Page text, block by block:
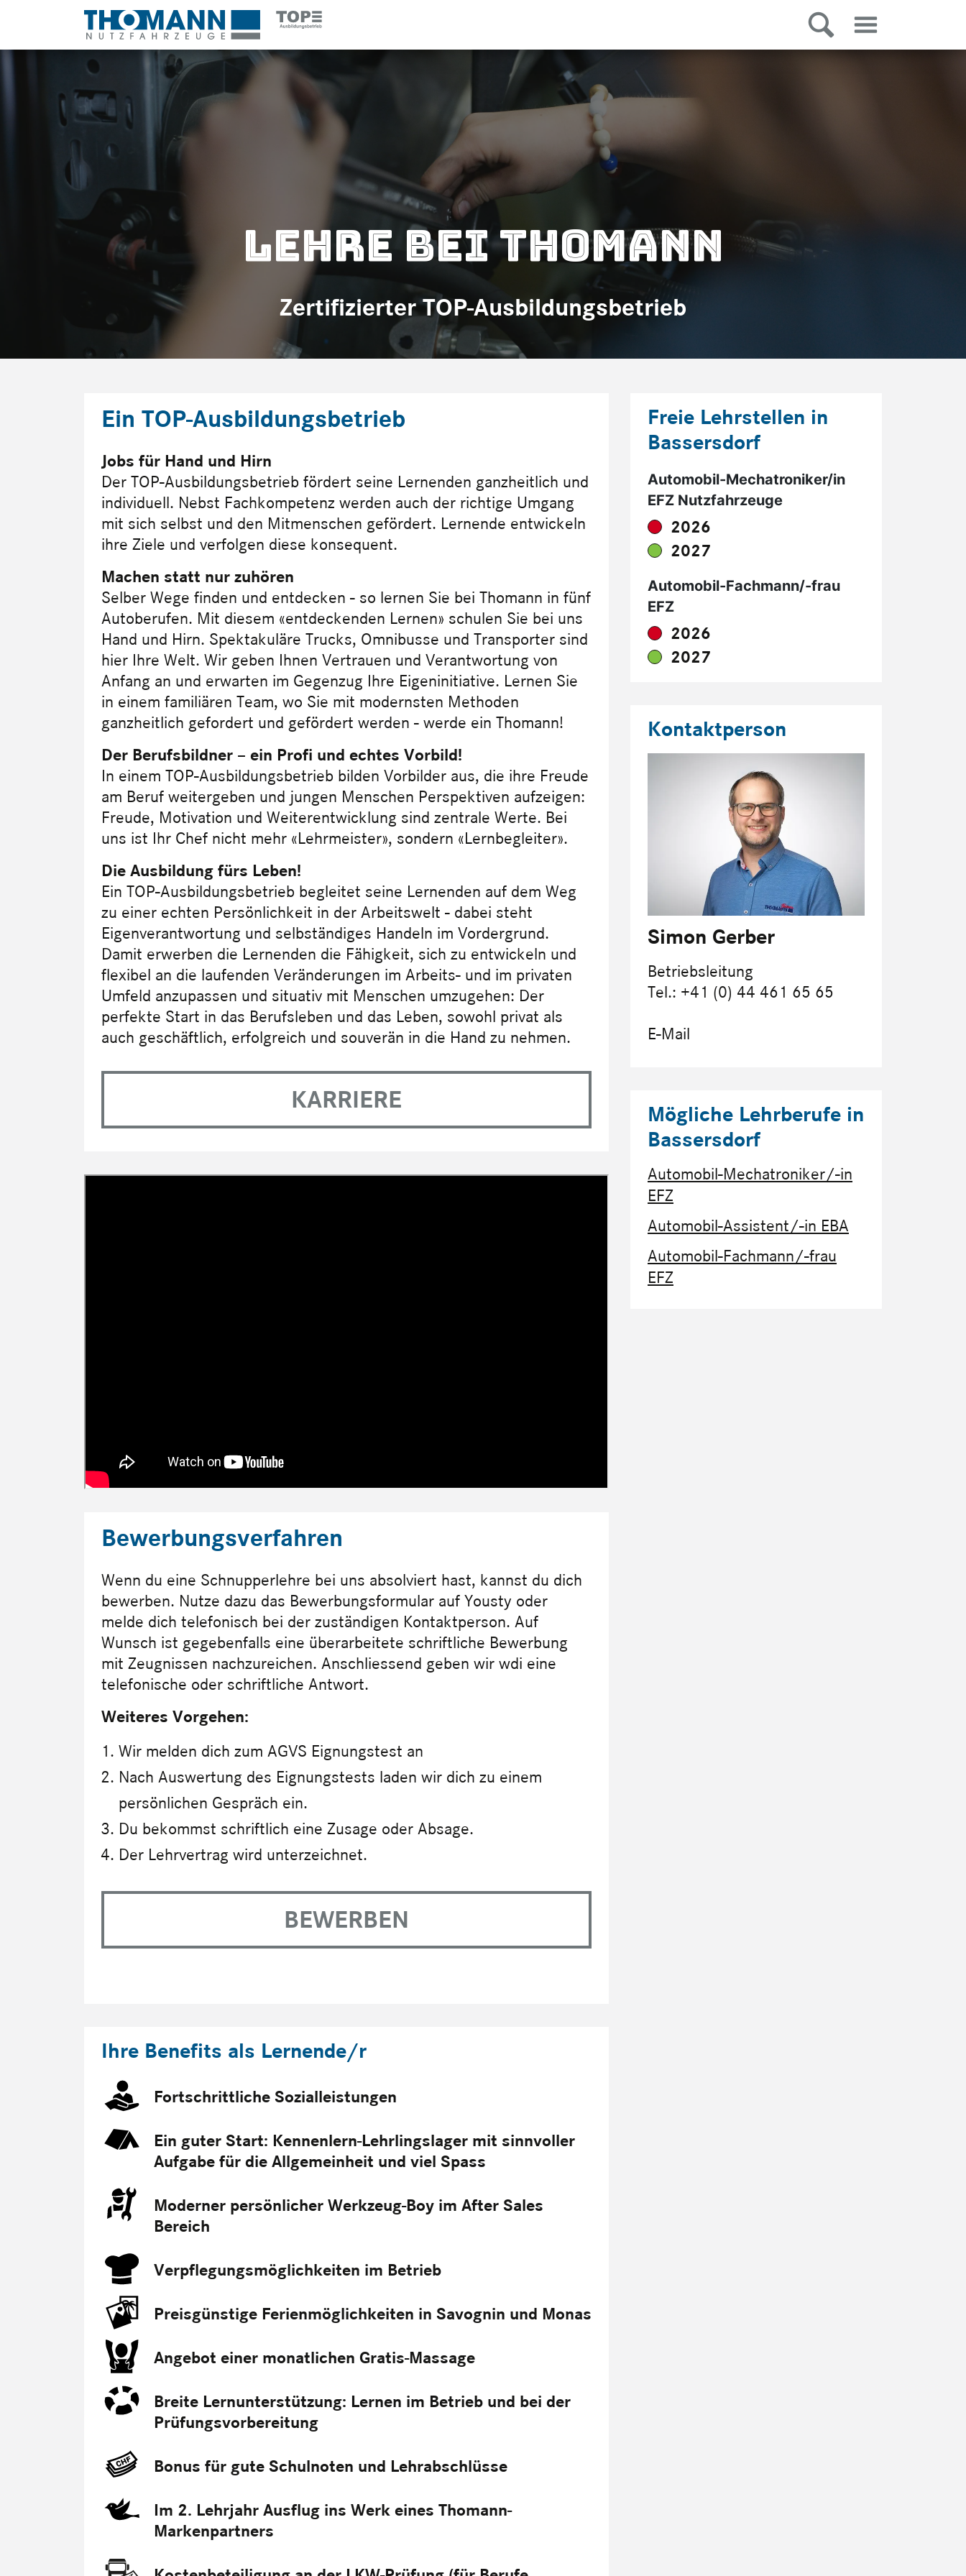
Lehre bei Thomann
Zertifizierter TOP-Ausbildungsbetrieb
Ein TOP-Ausbildungsbetrieb
Jobs für Hand und Hirn
Der TOP-Ausbildungsbetrieb fördert seine Lernenden ganzheitlich und
individuell. Nebst Fachkompetenz werden auch der richtige Umgang
mit sich selbst und den Mitmenschen gefördert. Lernende entwickeln
ihre Ziele und verfolgen diese konsequent.
Machen statt nur zuhören
Selber Wege finden und entdecken - so lernen Sie bei Thomann in fünf
Autoberufen. Mit diesem «entdeckenden Lernen» schulen Sie bei uns
Hand und Hirn. Spektakuläre Trucks, Omnibusse und Transporter sind
hier Ihre Welt. Wir geben Ihnen Vertrauen und Verantwortung von
Anfang an und erwarten im Gegenzug Ihre Eigeninitiative. Lernen Sie
in einem familiären Team, wo Sie mit modernsten Methoden
ganzheitlich gefordert und gefördert werden - werde ein Thomann!
Der Berufsbildner – ein Profi und echtes Vorbild!
In einem TOP-Ausbildungsbetrieb bilden Vorbilder aus, die ihre Freude
am Beruf weitergeben und jungen Menschen Perspektiven aufzeigen:
Freude, Motivation und Weiterentwicklung sind zentrale Werte. Bei
uns ist Ihr Chef nicht mehr «Lehrmeister», sondern «Lernbegleiter».
Die Ausbildung fürs Leben!
Ein TOP-Ausbildungsbetrieb begleitet seine Lernenden auf dem Weg
zu einer echten Persönlichkeit in der Arbeitswelt - dabei steht
Eigenverantwortung und selbständiges Handeln im Vordergrund.
Damit erwerben die Lernenden die Fähigkeit, sich zu entwickeln und
flexibel an die laufenden Veränderungen im Arbeits- und im privaten
Umfeld anzupassen und situativ mit Menschen umzugehen: Der
perfekte Start in das Berufsleben und das Leben, sowohl privat als
auch geschäftlich, erfolgreich und souverän in die Hand zu nehmen.
KARRIERE
Bewerbungsverfahren
Wenn du eine Schnupperlehre bei uns absolviert hast, kannst du dich
bewerben. Nutze dazu das Bewerbungsformular auf Yousty oder
melde dich telefonisch bei der zuständigen Kontaktperson. Auf
Wunsch ist gegebenfalls eine überarbeitete schriftliche Bewerbung
mit Zeugnissen nachzureichen. Anschliessend geben wir wdi eine
telefonische oder schriftliche Antwort.
Weiteres Vorgehen:
Wir melden dich zum AGVS Eignungstest an
Nach Auswertung des Eignungstests laden wir dich zu einem
persönlichen Gespräch ein.
Du bekommst schriftlich eine Zusage oder Absage.
Der Lehrvertrag wird unterzeichnet.
BEWERBEN
Ihre Benefits als Lernende/r
Fortschrittliche Sozialleistungen
Ein guter Start: Kennenlern-Lehrlingslager mit sinnvoller
Aufgabe für die Allgemeinheit und viel Spass
Moderner persönlicher Werkzeug-Boy im After Sales
Bereich
Verpflegungsmöglichkeiten im Betrieb
Preisgünstige Ferienmöglichkeiten in Savognin und Monas
Angebot einer monatlichen Gratis-Massage
Breite Lernunterstützung: Lernen im Betrieb und bei der
Prüfungsvorbereitung
Bonus für gute Schulnoten und Lehrabschlüsse
Im 2. Lehrjahr Ausflug ins Werk eines Thomann-
Markenpartners
Freie Lehrstellen in
Bassersdorf
Automobil-Mechatroniker/in
EFZ Nutzfahrzeuge
2026
2027
Automobil-Fachmann/-frau
EFZ
2026
2027
Kontaktperson
Simon Gerber
Betriebsleitung
Tel.: +41 (0) 44 461 65 65
E-Mail
Mögliche Lehrberufe in
Bassersdorf
Automobil-Mechatroniker/-in
EFZ
Automobil-Assistent/-in EBA
Automobil-Fachmann/-frau
EFZ